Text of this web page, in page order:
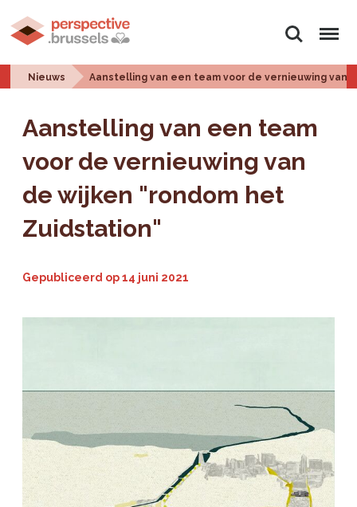
Zoeken Menu
Nieuws Aanstelling van een team voor de vernieuwing van
Aanstelling van een team
voor de vernieuwing van
de wijken "rondom het
Zuidstation"
Gepubliceerd op14 juni 2021